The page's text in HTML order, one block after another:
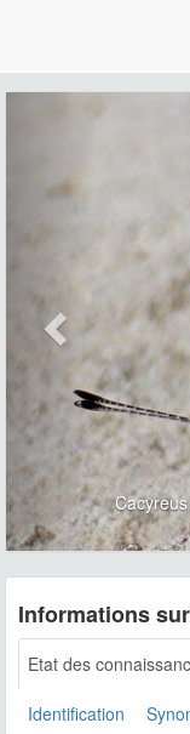
Informations
Etat des
Identification